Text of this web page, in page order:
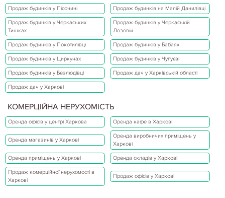
Продаж будинків у Пісочині Продаж будинків на Малій Данилівці
Продаж будинків у Черкаських
Тишках
Продаж будинків у Черкаській
Лозовій
Продаж будинків у Покотилівці Продаж будинків у Бабаях
Продаж будинків у Циркунах Продаж будинків у Чугуєві
Продаж будинків у Безлюдівці Продаж дач у Харківській області
Продаж дач у Харкові
КОМЕРЦІЙНА НЕРУХОМІСТЬ
Оренда офісів у центрі Харкова Оренда кафе в Харкові
Оренда магазинів у Харкові
Оренда виробничих приміщень у
Харкові
Оренда приміщень у Харкові Оренда складів у Харкові
Продаж комерційної нерухомості в
Харкові
Продаж офісів у Харкові